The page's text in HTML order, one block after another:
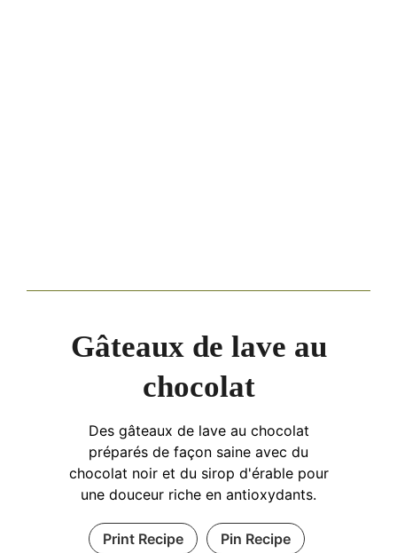
Gâteaux de lave au
chocolat
Des gâteaux de lave au chocolat
préparés de façon saine avec du
chocolat noir et du sirop d'érable pour
une douceur riche en antioxydants.
Print Recipe Pin Recipe